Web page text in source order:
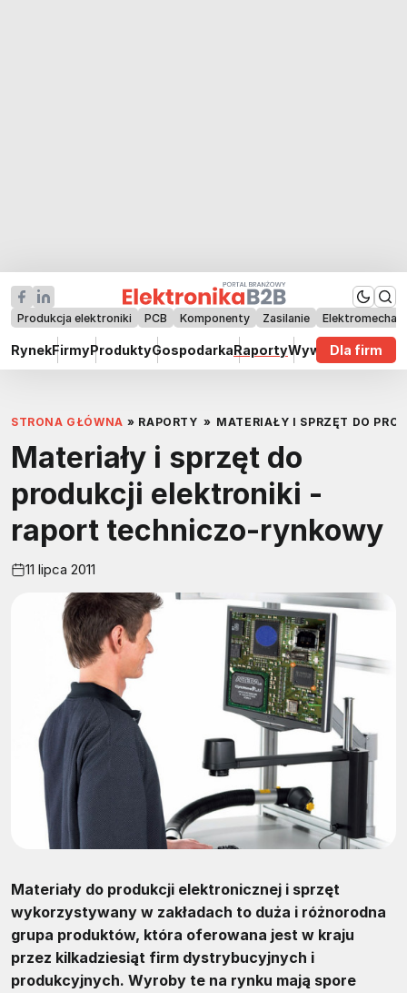
Produkcja elektroniki PCB Komponenty Zasilanie
RynekFirmyProduktyGospodarkaRaportyWywiadyDla firm
STRONA GŁÓWNA » RAPORTY » MATERIAŁY I SPRZĘT DO
Materiały i sprzęt do
produkcji elektroniki -
raport techniczo-rynkowy
11 lipca 2011
Materiały do produkcji elektronicznej i sprzęt
wykorzystywany w zakładach to duża i różnorodna
grupa produktów, która oferowana jest w kraju
przez kilkadziesiąt firm dystrybucyjnych i
produkcyjnych. Wyroby te na rynku mają spore